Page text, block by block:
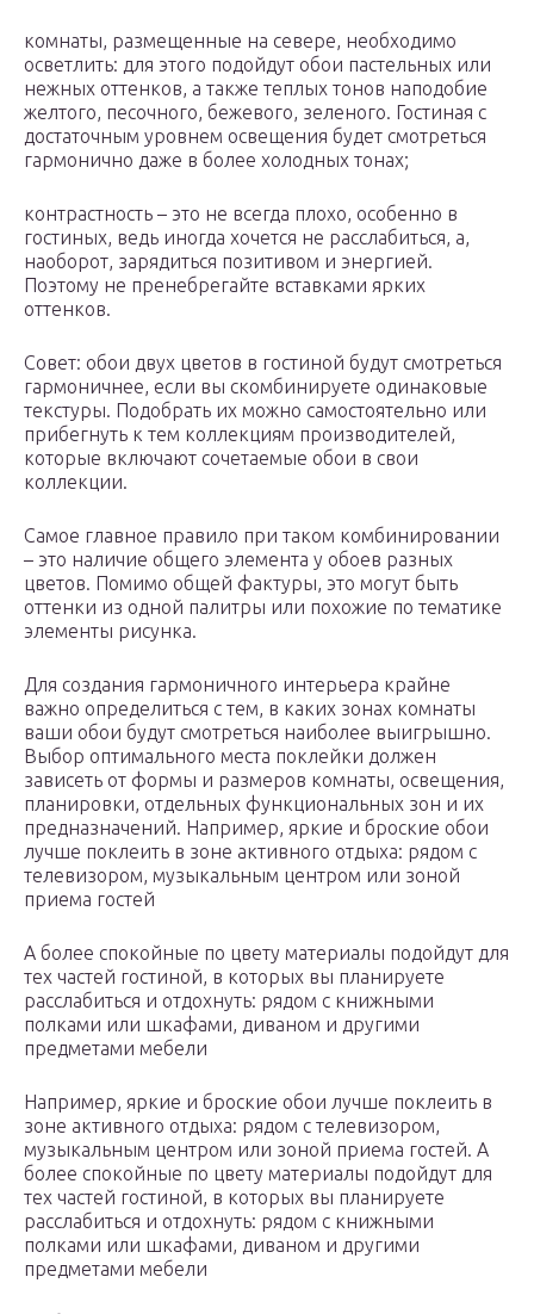
комнаты, размещенные на севере, необходимо
осветлить: для этого подойдут обои пастельных или
нежных оттенков, а также теплых тонов наподобие
желтого, песочного, бежевого, зеленого. Гостиная с
достаточным уровнем освещения будет смотреться
гармонично даже в более холодных тонах;
контрастность – это не всегда плохо, особенно в
гостиных, ведь иногда хочется не расслабиться, а,
наоборот, зарядиться позитивом и энергией.
Поэтому не пренебрегайте вставками ярких
оттенков.
Совет: обои двух цветов в гостиной будут смотреться
гармоничнее, если вы скомбинируете одинаковые
текстуры. Подобрать их можно самостоятельно или
прибегнуть к тем коллекциям производителей,
которые включают сочетаемые обои в свои
коллекции.
Самое главное правило при таком комбинировании
– это наличие общего элемента у обоев разных
цветов. Помимо общей фактуры, это могут быть
оттенки из одной палитры или похожие по тематике
элементы рисунка.
Для создания гармоничного интерьера крайне
важно определиться с тем, в каких зонах комнаты
ваши обои будут смотреться наиболее выигрышно.
Выбор оптимального места поклейки должен
зависеть от формы и размеров комнаты, освещения,
планировки, отдельных функциональных зон и их
предназначений. Например, яркие и броские обои
лучше поклеить в зоне активного отдыха: рядом с
телевизором, музыкальным центром или зоной
приема гостей
А более спокойные по цвету материалы подойдут для
тех частей гостиной, в которых вы планируете
расслабиться и отдохнуть: рядом с книжными
полками или шкафами, диваном и другими
предметами мебели
Например, яркие и броские обои лучше поклеить в
зоне активного отдыха: рядом с телевизором,
музыкальным центром или зоной приема гостей. А
более спокойные по цвету материалы подойдут для
тех частей гостиной, в которых вы планируете
расслабиться и отдохнуть: рядом с книжными
полками или шкафами, диваном и другими
предметами мебели